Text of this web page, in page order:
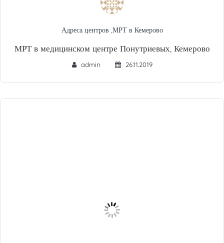
Адреса центров ,МРТ в Кемерово
МРТ в медицинском центре Понутриевых, Кемерово
admin 26.11.2019